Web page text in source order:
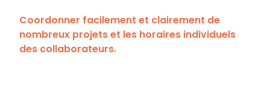
Coordonner facilement et clairement de
nombreux projets et les horaires individuels
des collaborateurs.